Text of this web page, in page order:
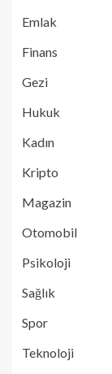
Emlak
Finans
Gezi
Hukuk
Kadın
Kripto
Magazin
Otomobil
Psikoloji
Sağlık
Spor
Teknoloji